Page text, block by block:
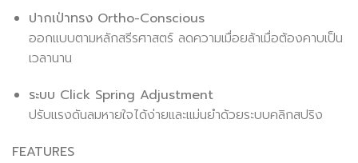
ปากเป่าทรง Ortho-Conscious
ออกแบบตามหลักสรีรศาสตร์ ลดความเมื่อยล้าเมื่อต้องคาบเป็น
เวลานาน
ระบบ Click Spring Adjustment
ปรับแรงดันลมหายใจได้ง่ายและแม่นยำด้วยระบบคลิกสปริง
FEATURES